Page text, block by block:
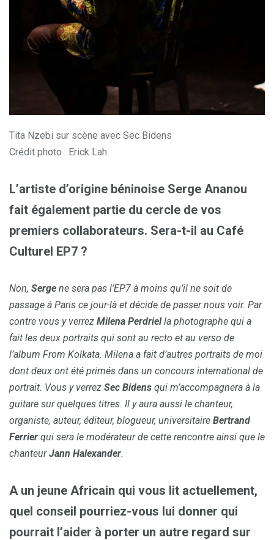
Tita Nzebi sur scène avec Sec Bidens
Crédit photo : Erick Lah
L’artiste d’origine béninoise Serge Ananou
fait également partie du cercle de vos
premiers collaborateurs. Sera-t-il au Café
Culturel EP7 ?
Non, Serge ne sera pas l’EP7 à moins qu’il ne soit de
passage à Paris ce jour-là et décide de passer nous voir. Par
contre vous y verrez Milena Perdriella photographe qui a
fait les deux portraits qui sont au recto et au verso de
l’album From Kolkata. Milena a fait d’autres portraits de moi
dont deux ont été primés dans un concours international de
portrait. Vous y verrez Sec Bidens qui m’accompagnera à la
guitare sur quelques titres. Il y aura aussi le chanteur,
organiste, auteur, éditeur, blogueur, universitaire Bertrand
Ferrier qui sera le modérateur de cette rencontre ainsi que le
chanteurJann Halexander.
A un jeune Africain qui vous lit actuellement,
quel conseil pourriez-vous lui donner qui
pourrait l’aider à porter un autre regard sur